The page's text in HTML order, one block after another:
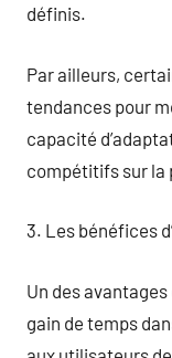
définis.
Par ailleurs,
tendances pour
capacité
compétitifs sur la
3. Les bénéfices
Un des
gain de temps